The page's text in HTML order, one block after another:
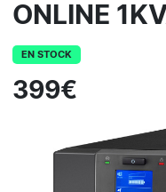
ONLINE
EN STOCK
399€